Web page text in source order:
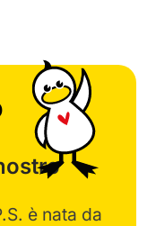
è nata da